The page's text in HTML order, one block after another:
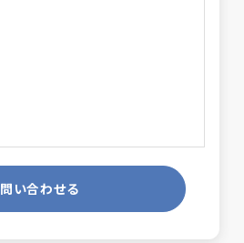
問い合わせる